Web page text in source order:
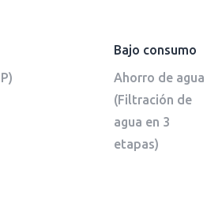
Bajo consumo
Ahorro de agua
(Filtración de
agua en 3
etapas)